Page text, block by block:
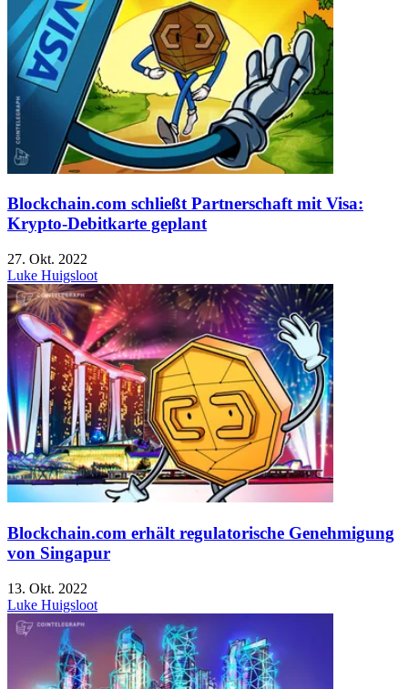
Blockchain.com schließt Partnerschaft mit Visa:
Krypto-Debitkarte geplant
27. Okt. 2022
Luke Huigsloot
Blockchain.com erhält regulatorische Genehmigung
von Singapur
13. Okt. 2022
Luke Huigsloot